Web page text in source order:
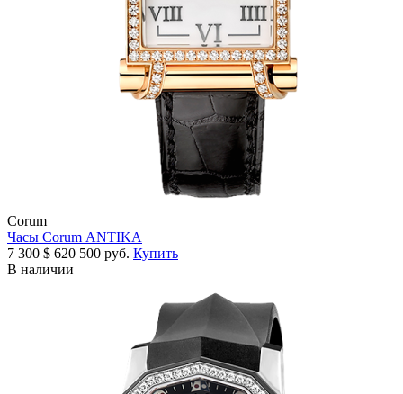
Corum
Часы Corum ANTIKA
7 300 $ 620 500 руб. Купить
В наличии